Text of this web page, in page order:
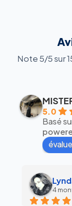
Note 5/5 sur
5.0
Basé
alex
6